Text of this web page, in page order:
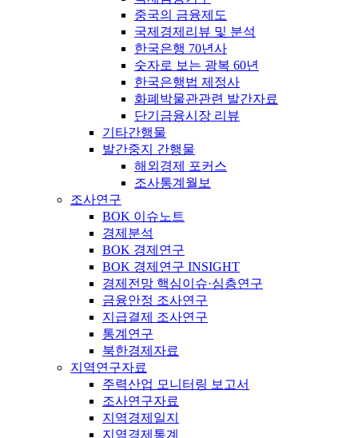
중국의 금융제도
국제경제리뷰 및 분석
한국은행 70년사
숫자로 보는 광복 60년
한국은행법 제정사
화폐박물관관련 발간자료
단기금융시장 리뷰
기타간행물
발간중지 간행물
해외경제 포커스
조사통계월보
조사연구
BOK 이슈노트
경제분석
BOK 경제연구
BOK 경제연구 INSIGHT
경제전망 핵심이슈·심층연구
금융안정 조사연구
지급결제 조사연구
통계연구
북한경제자료
지역연구자료
주력산업 모니터링 보고서
조사연구자료
지역경제일지
지역경제통계